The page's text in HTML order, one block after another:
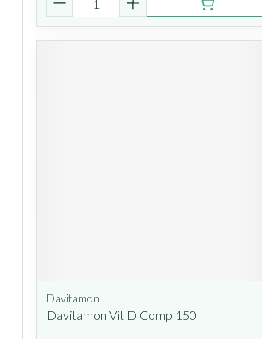
Davitamon
Davitamon Vit D Comp 150